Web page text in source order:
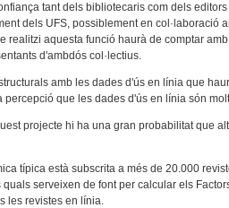
tant dels bibliotecaris com dels
dels UFS, possiblement en col·laboració
realitzi aquesta funció haurà de comptar
d'ambdós col·lectius.
amb les dades d'ús en línia que
percepció que les dades d'ús en línia són
projecte hi ha una gran probabilitat que
típica està subscrita a més de 20.000
serveixen de font per calcular els
les revistes en línia.